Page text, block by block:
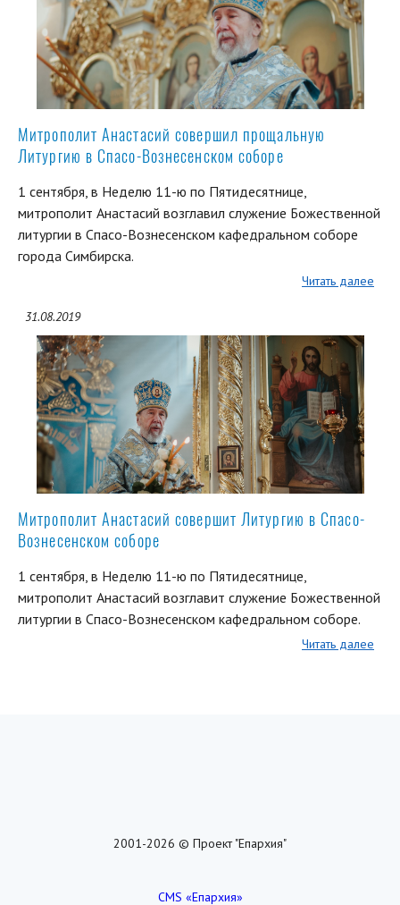
Митрополит Анастасий совершил прощальную
Литургию в Спасо-Вознесенском соборе
1 сентября, в Неделю 11-ю по Пятидесятнице,
митрополит Анастасий возглавил служение Божественной
литургии в Спасо-Вознесенском кафедральном соборе
города Симбирска.
Читать далее
31.08.2019
Митрополит Анастасий совершит Литургию в Спасо-
Вознесенском соборе
1 сентября, в Неделю 11-ю по Пятидесятнице,
митрополит Анастасий возглавит служение Божественной
литургии в Спасо-Вознесенском кафедральном соборе.
Читать далее
2001-2026 © Проект "Епархия"
CMS «Епархия»